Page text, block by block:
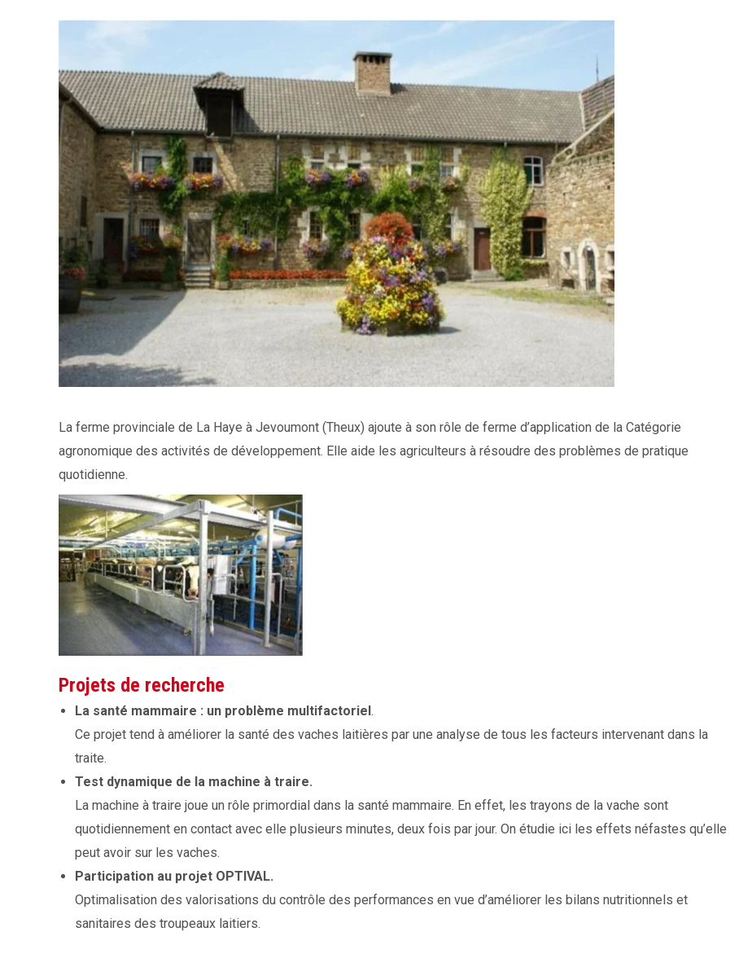
La ferme provinciale de La Haye à Jevoumont (Theux) ajoute à son rôle de ferme d’application de la Catégorie
agronomique des activités de développement. Elle aide les agriculteurs à résoudre des problèmes de pratique
quotidienne.
Projets de recherche
La santé mammaire : un problème multifactoriel .
Ce projet tend à améliorer la santé des vaches laitières par une analyse de tous les facteurs intervenant dans la
traite.
Test dynamique de la machine à traire.
La machine à traire joue un rôle primordial dans la santé mammaire. En effet, les trayons de la vache sont
quotidiennement en contact avec elle plusieurs minutes, deux fois par jour. On étudie ici les effets néfastes qu’elle
peut avoir sur les vaches.
Participation au projet OPTIVAL.
Optimalisation des valorisations du contrôle des performances en vue d’améliorer les bilans nutritionnels et
sanitaires des troupeaux laitiers.